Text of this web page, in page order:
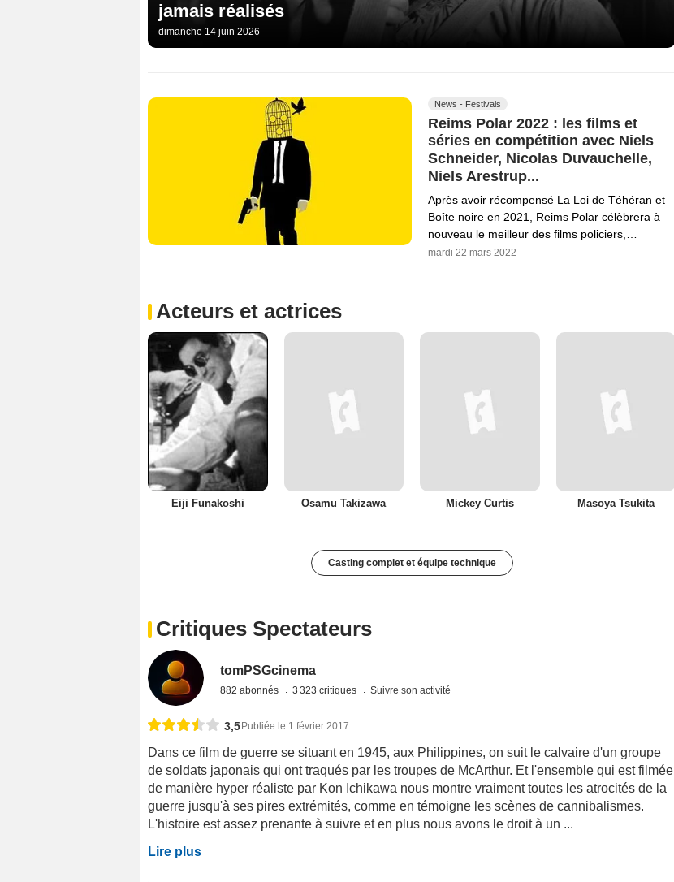
jamais réalisés
dimanche 14 juin 2026
News - Festivals
Reims Polar 2022 : les films et
séries en compétition avec Niels
Schneider, Nicolas Duvauchelle,
Niels Arestrup...
Après avoir récompensé La Loi de Téhéran et
Boîte noire en 2021, Reims Polar célèbrera à
nouveau le meilleur des films policiers,…
mardi 22 mars 2022
Acteurs et actrices
Eiji Funakoshi Osamu Takizawa Mickey Curtis Masoya Tsukita
Casting complet et équipe technique
Critiques Spectateurs
tomPSGcinema
882 abonnés 3 323 critiques Suivre son activité
3,5 Publiée le 1 février 2017
Dans ce film de guerre se situant en 1945, aux Philippines, on suit le calvaire d'un groupe
de soldats japonais qui ont traqués par les troupes de McArthur. Et l'ensemble qui est filmée
de manière hyper réaliste par Kon Ichikawa nous montre vraiment toutes les atrocités de la
guerre jusqu'à ses pires extrémités, comme en témoigne les scènes de cannibalismes.
L'histoire est assez prenante à suivre et en plus nous avons le droit à un ...
Lire plus